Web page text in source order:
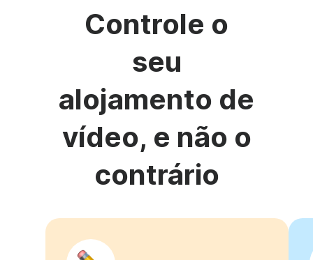
Controle o
seu
alojamento de
vídeo, e não o
contrário